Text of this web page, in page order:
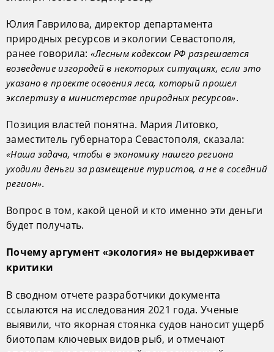
Юлия Гаврилова, директор департамента
природных ресурсов и экологии Севастополя,
ранее говорила: «Лесным кодексом РФ разрешается
возведение изгородей в некоторых ситуациях, если это
указано в проекте освоения леса, который прошел
экспертизу в министерстве природных ресурсов».
Позиция властей понятна. Мария Литовко,
заместитель губернатора Севастополя, сказала:
«Наша задача, чтобы в экономику нашего региона
уходили деньги за размещение туристов, а не в соседний
регион».
Вопрос в том, какой ценой и кто именно эти деньги
будет получать.
Почему аргумент «экология» не выдерживает
критики
В сводном отчете разработчики документа
ссылаются на исследования 2021 года. Ученые
выявили, что якорная стоянка судов наносит ущерб
биотопам ключевых видов рыб, и отмечают